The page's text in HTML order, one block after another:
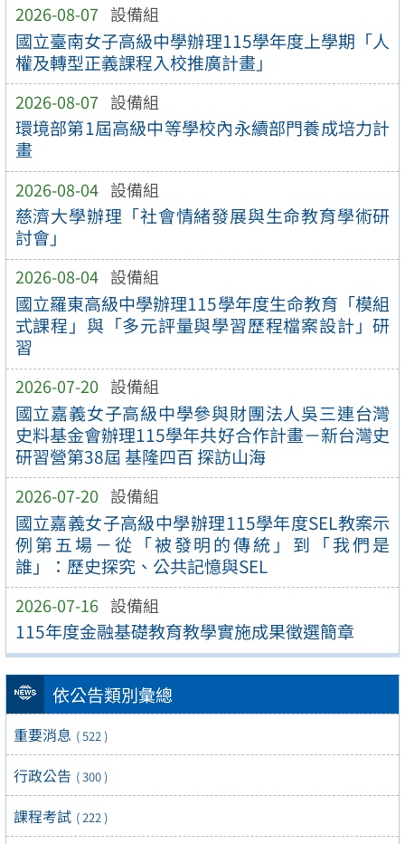
2026-08-07 設備組
國立臺南女子高級中學辦理115學年度上學期「人
權及轉型正義課程入校推廣計畫」
2026-08-07 設備組
環境部第1屆高級中等學校內永續部門養成培力計
畫
2026-08-04 設備組
慈濟大學辦理「社會情緒發展與生命教育學術研
討會」
2026-08-04 設備組
國立羅東高級中學辦理115學年度生命教育「模組
式課程」與「多元評量與學習歷程檔案設計」研
習
2026-07-20 設備組
國立嘉義女子高級中學參與財團法人吳三連台灣
史料基金會辦理115學年共好合作計畫－新台灣史
研習營第38屆 基隆四百 探訪山海
2026-07-20 設備組
國立嘉義女子高級中學辦理115學年度SEL教案示
例第五場－從「被發明的傳統」到「我們是
誰」：歷史探究、公共記憶與SEL
2026-07-16 設備組
115年度金融基礎教育教學實施成果徵選簡章
依公告類別彙總
重要消息 ( 522 )
行政公告 ( 300 )
課程考試 ( 222 )